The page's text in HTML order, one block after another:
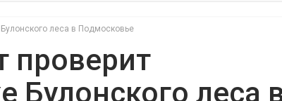
леса в Подмосковье
проверит
леса
вода с крыш
Южная Корея